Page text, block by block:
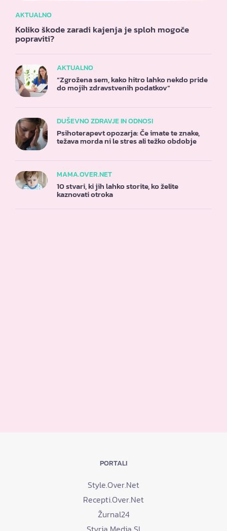
AKTUALNO
Koliko škode zaradi kajenja je sploh mogoče
popraviti?
AKTUALNO
“Zgrožena sem, kako hitro lahko nekdo pride
do mojih zdravstvenih podatkov”
DUŠEVNO ZDRAVJE IN ODNOSI
Psihoterapevt opozarja: Če imate te znake,
težava morda ni le stres ali težko obdobje
MAMA.OVER.NET
10 stvari, ki jih lahko storite, ko želite
kaznovati otroka
PORTALI
Style.Over.Net
Recepti.Over.Net
Žurnal24